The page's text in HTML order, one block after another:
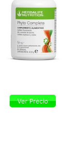
Ver Precio